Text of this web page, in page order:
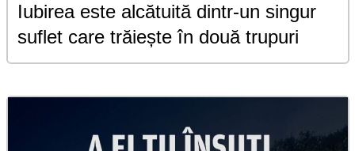
Iubirea este alcătuită dintr-un singur
suflet care trăiește în două trupuri